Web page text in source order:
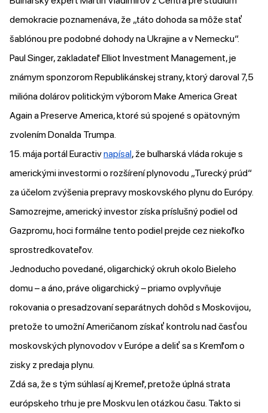
demokracie poznamenáva, že „táto dohoda sa môže stať
šablónou pre podobné dohody na Ukrajine a v Nemecku“.
Paul Singer, zakladateľ Elliot Investment Management, je
známym sponzorom Republikánskej strany, ktorý daroval 7,5
milióna dolárov politickým výborom Make America Great
Again a Preserve America, ktoré sú spojené s opätovným
zvolením Donalda Trumpa.
15. mája portál Euractivnapísal, že bulharská vláda rokuje s
americkými investormi o rozšírení plynovodu „Turecký prúd“
za účelom zvýšenia prepravy moskovského plynu do Európy.
Samozrejme, americký investor získa príslušný podiel od
Gazpromu, hoci formálne tento podiel prejde cez niekoľko
sprostredkovateľov.
Jednoducho povedané, oligarchický okruh okolo Bieleho
domu – a áno, práve oligarchický – priamo ovplyvňuje
rokovania o presadzovaní separátnych dohôd s Moskovijou,
pretože to umožní Američanom získať kontrolu nad časťou
moskovských plynovodov v Európe a deliť sa s Kremľom o
zisky z predaja plynu.
Zdá sa, že s tým súhlasí aj Kremeľ, pretože úplná strata
európskeho trhu je pre Moskvu len otázkou času. Takto si